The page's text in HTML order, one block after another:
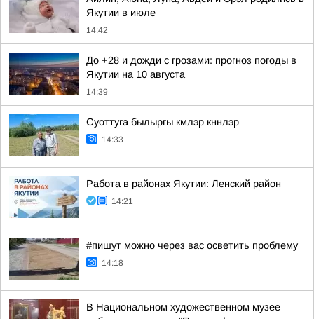
Якутии в июле
14:42
До +28 и дожди с грозами: прогноз погоды в
Якутии на 10 августа
14:39
Суоттуга былыргы кмлэр кннлэр
14:33
Работа в районах Якутии: Ленский район
14:21
#пишут можно через вас осветить проблему
14:18
В Национальном художественном музее